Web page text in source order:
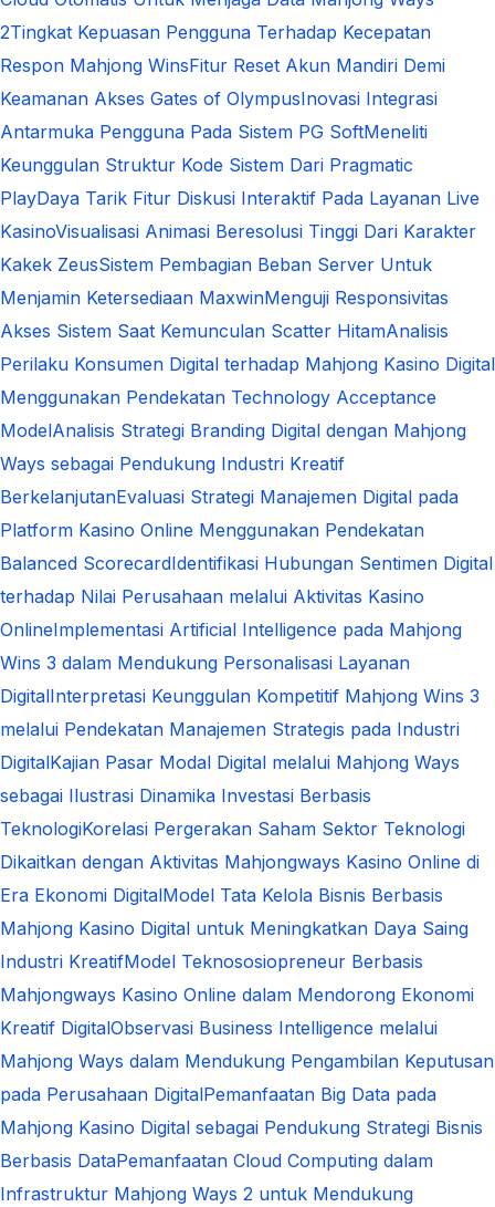
2Tingkat Kepuasan Pengguna Terhadap Kecepatan
Respon Mahjong WinsFitur Reset Akun Mandiri Demi
Keamanan Akses Gates of OlympusInovasi Integrasi
Antarmuka Pengguna Pada Sistem PG SoftMeneliti
Keunggulan Struktur Kode Sistem Dari Pragmatic
PlayDaya Tarik Fitur Diskusi Interaktif Pada Layanan Live
KasinoVisualisasi Animasi Beresolusi Tinggi Dari Karakter
Kakek ZeusSistem Pembagian Beban Server Untuk
Menjamin Ketersediaan MaxwinMenguji Responsivitas
Akses Sistem Saat Kemunculan Scatter HitamAnalisis
Perilaku Konsumen Digital terhadap Mahjong Kasino Digital
Menggunakan Pendekatan Technology Acceptance
ModelAnalisis Strategi Branding Digital dengan Mahjong
Ways sebagai Pendukung Industri Kreatif
BerkelanjutanEvaluasi Strategi Manajemen Digital pada
Platform Kasino Online Menggunakan Pendekatan
Balanced ScorecardIdentifikasi Hubungan Sentimen Digital
terhadap Nilai Perusahaan melalui Aktivitas Kasino
OnlineImplementasi Artificial Intelligence pada Mahjong
Wins 3 dalam Mendukung Personalisasi Layanan
DigitalInterpretasi Keunggulan Kompetitif Mahjong Wins 3
melalui Pendekatan Manajemen Strategis pada Industri
DigitalKajian Pasar Modal Digital melalui Mahjong Ways
sebagai Ilustrasi Dinamika Investasi Berbasis
TeknologiKorelasi Pergerakan Saham Sektor Teknologi
Dikaitkan dengan Aktivitas Mahjongways Kasino Online di
Era Ekonomi DigitalModel Tata Kelola Bisnis Berbasis
Mahjong Kasino Digital untuk Meningkatkan Daya Saing
Industri KreatifModel Teknososiopreneur Berbasis
Mahjongways Kasino Online dalam Mendorong Ekonomi
Kreatif DigitalObservasi Business Intelligence melalui
Mahjong Ways dalam Mendukung Pengambilan Keputusan
pada Perusahaan DigitalPemanfaatan Big Data pada
Mahjong Kasino Digital sebagai Pendukung Strategi Bisnis
Berbasis DataPemanfaatan Cloud Computing dalam
Infrastruktur Mahjong Ways 2 untuk Mendukung